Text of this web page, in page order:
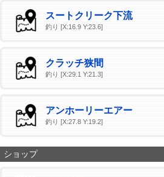
スートクリーク下流
釣り [X:16.9 Y:23.6]
クラッチ狭間
釣り [X:29.1 Y:21.3]
アンホーリーエアー
釣り [X:27.8 Y:19.2]
ショップ